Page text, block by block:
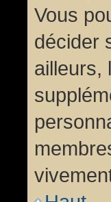
Vous
décider
ailleurs,